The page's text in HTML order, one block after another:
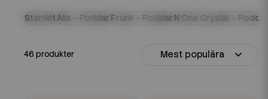
Startkit Alla – Poddar Frunk – Poddar N One Crystal – Poddar
46 produkter Mest populära